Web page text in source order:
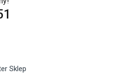
Sklep